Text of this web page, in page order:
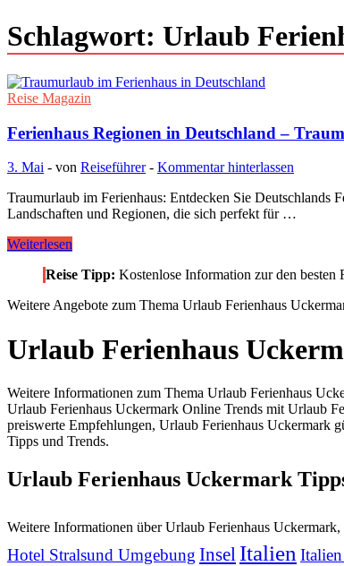
Schlagwort: Urlaub
Reise Magazin
Ferienhaus Regionen in Deutschland –
3. Mai - von Reiseführer- Kommentar hinterlassen
Traumurlaub im Ferienhaus: Entdecken Sie Deutschlands
Landschaften und Regionen, die sich perfekt für …
Ferienhaus
–
Ferienhaus
Weiterlesen
Reise Tipp: Kostenlose Information zur den besten
Weitere Angebote zum Thema Urlaub Ferienhaus
Urlaub Ferienhaus
Weitere Informationen zum Thema Urlaub Ferienhaus
Urlaub Ferienhaus Uckermark Online Trends mit Urlaub
preiswerte Empfehlungen, Urlaub Ferienhaus Uckermark
Tipps und Trends.
Urlaub Ferienhaus Uckermark
Weitere Informationen über Urlaub Ferienhaus
Hotel Stralsund Umgebung Insel Italien